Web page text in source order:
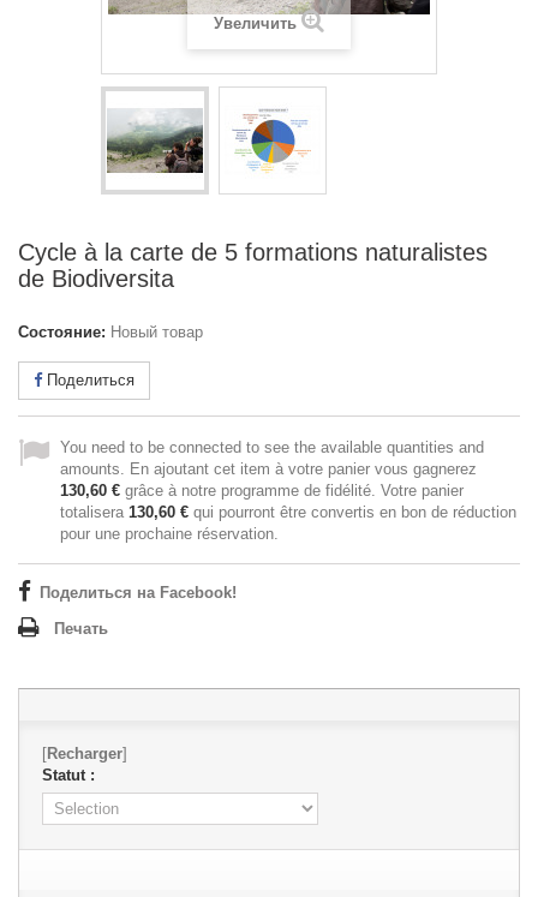
Увеличить
Cycle à la carte de 5 formations naturalistes
de Biodiversita
Состояние: Новый товар
Поделиться
You need to be connected to see the available quantities and
amounts. En ajoutant cet item à votre panier vous gagnerez
130,60 € grâce à notre programme de fidélité. Votre panier
totalisera 130,60 € qui pourront être convertis en bon de réduction
pour une prochaine réservation.
Поделиться на Facebook!
Печать
[Recharger]
Statut :